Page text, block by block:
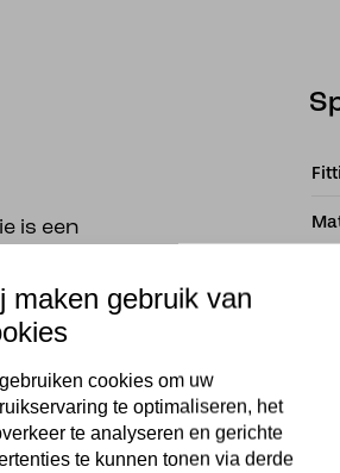
is een
is
De
tinten en
van 30
maken gebruik van
cookies om uw
te optimaliseren, het
te analyseren en gerichte
te kunnen tonen via derde